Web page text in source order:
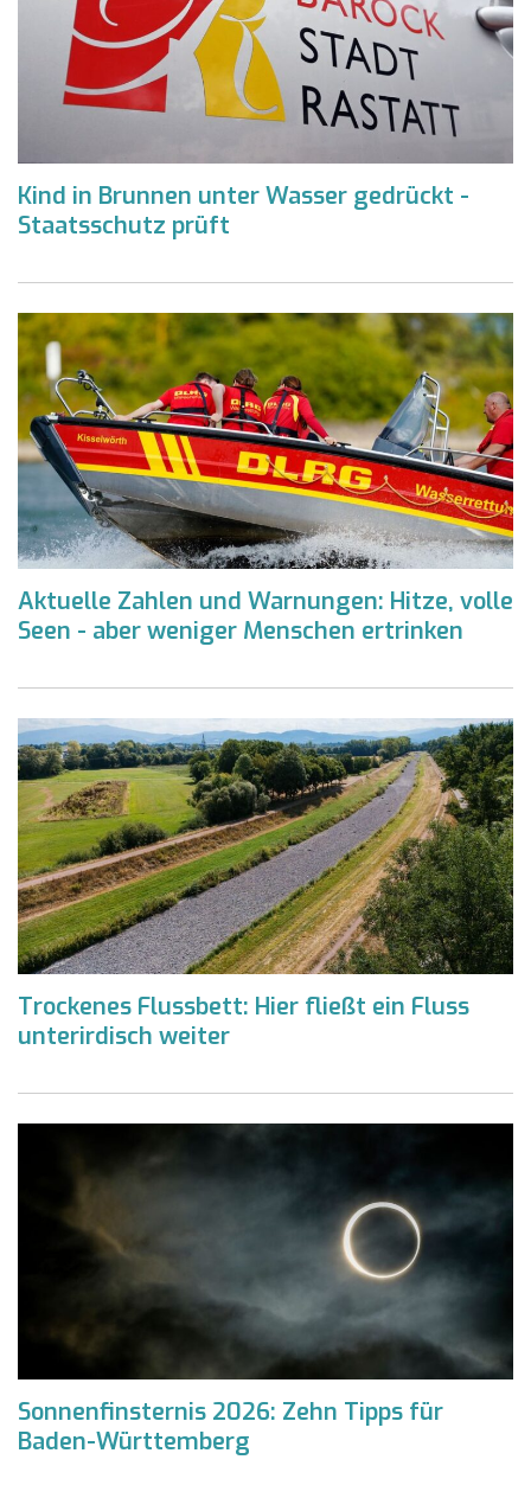
Kind in Brunnen unter Wasser gedrückt -
Staatsschutz prüft
Aktuelle Zahlen und Warnungen: Hitze, volle
Seen - aber weniger Menschen ertrinken
Trockenes Flussbett: Hier fließt ein Fluss
unterirdisch weiter
Sonnenfinsternis 2026: Zehn Tipps für
Baden-Württemberg